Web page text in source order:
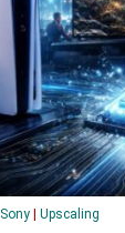
Sony Upscaling